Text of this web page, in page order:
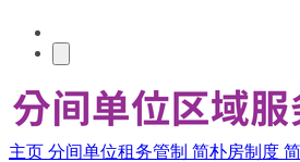
主页 分间单位租务管制 简朴房制度